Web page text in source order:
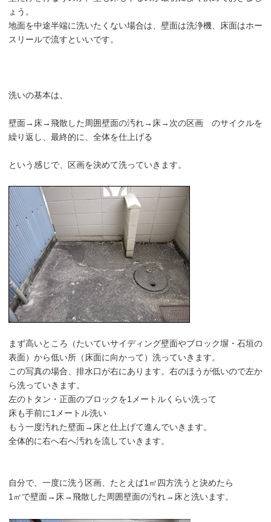
ょう。
地面を中途半端に洗いたくない場合は、壁面は洗浄機、床面はホー
スリールで流すといいです。
洗いの基本は、
壁面→床→飛散した周囲壁面の汚れ→床→次の区画 のサイクルを
繰り返し、最終的に、全体を仕上げる
という感じで、区画を決めて洗っていきます。
まず高いところ（たいていサイディング壁面やブロック塀・石垣の
表面）から低い所（床面に向かって）洗っていきます。
この写真の場合、排水口が右にあります。右のほうが低いので左か
ら洗っていきます。
左のトタン・正面のブロックを1メートルくらい洗って
床も手前に1メートル洗い
もう一度汚れた壁面→床と仕上げて進んでいきます。
全体的に右へ右へ汚れを流していきます。
自分で、一度に洗う区画、たとえば1㎡四方洗うと決めたら
1㎡で壁面→床→飛散した周囲壁面の汚れ→床と洗います。